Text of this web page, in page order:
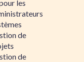
les
de
de